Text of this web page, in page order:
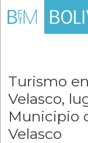
Turismo
Velasco,
Municipio
Velasco